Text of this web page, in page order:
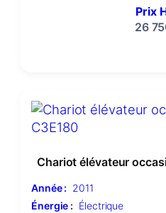
Prix
26
Chariot élévateur
Année : 2011
Énergie : Électrique